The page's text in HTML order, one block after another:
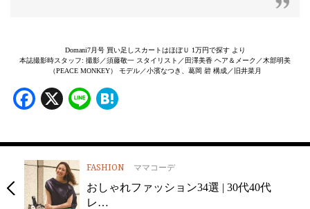
Domani7月号 買い足しスカートはほぼＵ 1万円で探す より
本誌撮影時スタッフ: 撮影／須藤敬一 スタイリスト／田澤美香 ヘア＆メーク／木部明美
（PEACE MONKEY） モデル／小濱なつき、葛岡 碧 構成／旧井菜月
Facebook
X Line
FASHION ママコーデ
おしゃれファッション34選 | 30代40代
レ…